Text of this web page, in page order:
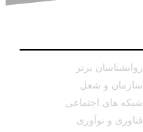
روانشناسان برتر
سازمان و شغل
شبکه های اجتماعی
فناوری و نوآوری